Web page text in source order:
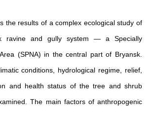
the results of a complex ecological study of
ravine and gully system — a Specially
(SPNA) in the central part of Bryansk.
conditions, hydrological regime, relief,
and health status of the tree and shrub
The main factors of anthropogenic